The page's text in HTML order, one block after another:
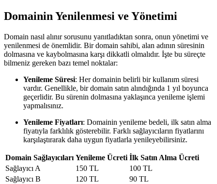
Domainin Yenilenmesi ve Yönetimi
Domain nasıl alınır sorusunu yanıtladıktan sonra, onun yönetimi ve
yenilenmesi de önemlidir. Bir domain sahibi, alan adının süresinin
dolmasına ve kaybolmasına karşı dikkatli olmalıdır. İşte bu süreçte
bilmeniz gereken bazı temel noktalar:
Yenileme Süresi: Her domainin belirli bir kullanım süresi
vardır. Genellikle, bir domain satın alındığında 1 yıl boyunca
geçerlidir. Bu sürenin dolmasına yaklaşınca yenileme işlemi
yapmalısınız.
Yenileme Fiyatları: Domainin yenileme bedeli, ilk satın alma
fiyatıyla farklılık gösterebilir. Farklı sağlayıcıların fiyatlarını
karşılaştırarak daha uygun fiyatlarla yenileyebilirsiniz.
Domain Sağlayıcıları Yenileme Ücreti İlk Satın Alma Ücreti
Sağlayıcı A
150 TL
100 TL
Sağlayıcı B
120 TL
90 TL